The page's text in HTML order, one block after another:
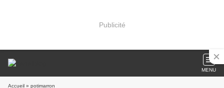
Publicité
MENU
Accueil » potimarron